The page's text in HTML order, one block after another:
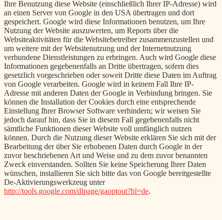
Ihre Benutzung diese Website (einschließlich Ihrer IP-Adresse) wird
an einen Server von Google in den USA übertragen und dort
gespeichert. Google wird diese Informationen benutzen, um Ihre
Nutzung der Website auszuwerten, um Reports über die
Websiteaktivitäten für die Websitebetreiber zusammenzustellen und
um weitere mit der Websitenutzung und der Internetnutzung
verbundene Dienstleistungen zu erbringen. Auch wird Google diese
Informationen gegebenenfalls an Dritte übertragen, sofern dies
gesetzlich vorgeschrieben oder soweit Dritte diese Daten im Auftrag
von Google verarbeiten. Google wird in keinem Fall Ihre IP-
Adresse mit anderen Daten der Google in Verbindung bringen. Sie
können die Installation der Cookies durch eine entsprechende
Einstellung Ihrer Browser Software verhindern; wir weisen Sie
jedoch darauf hin, dass Sie in diesem Fall gegebenenfalls nicht
sämtliche Funktionen dieser Website voll umfänglich nutzen
können. Durch die Nutzung dieser Website erklären Sie sich mit der
Bearbeitung der über Sie erhobenen Daten durch Google in der
zuvor beschriebenen Art und Weise und zu dem zuvor benannten
Zweck einverstanden. Sollten Sie keine Speicherung Ihrer Daten
wünschen, installieren Sie sich bitte das von Google bereitgestellte
De-Aktivierungswerkzeug unter
http://tools.google.com/dlpage/gaoptout?hl=de.